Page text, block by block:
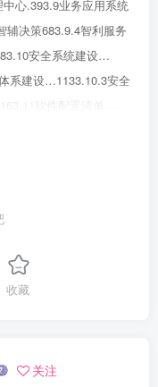
心.393.9业务应用系统
辅决策683.9.4智利服务
安全系统建设…
系建设…1133.10.3安全
软件配置清单.…
式.…1274.2.8保障措施
收藏
关注